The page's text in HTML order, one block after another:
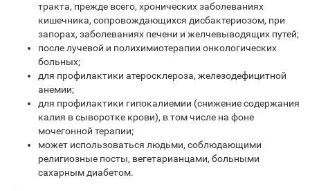
тракта, прежде всего, хронических заболеваниях
кишечника, сопровождающихся дисбактериозом, при
запорах, заболеваниях печени и желчевыводящих путей;
после лучевой и полихимиотерапии онкологических
больных;
для профилактики атеросклероза, железодефицитной
анемии;
для профилактики гипокалиемии (снижение содержания
калия в сыворотке крови), в том числе на фоне
мочегонной терапии;
может использоваться людьми, соблюдающими
религиозные посты, вегетарианцами, больными
сахарным диабетом.